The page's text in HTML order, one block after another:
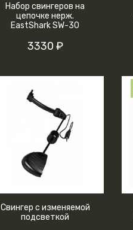
Набор свингеров на
цепочке нерж.
EastShark SW-30
3330 ₽
Свингер с изменяемой
подсветкой